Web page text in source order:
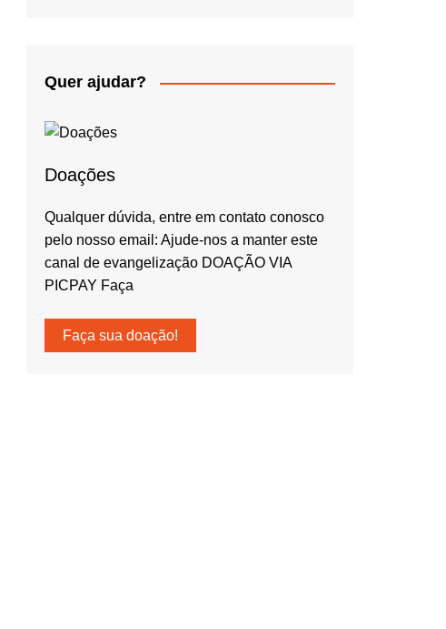
Quer ajudar?
Doações
Qualquer dúvida, entre em contato conosco
pelo nosso email: Ajude-nos a manter este
canal de evangelização DOAÇÃO VIA
PICPAY Faça
Faça sua doação!